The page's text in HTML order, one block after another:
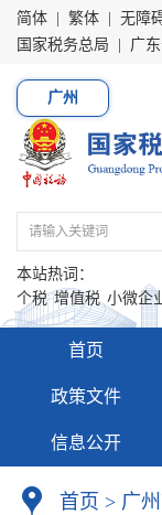
简体 繁体
无障
国家税务总局
广
广州
本站热词：
个税 增值税 小微企
首页
政策文件
信息公开
首页 > 广